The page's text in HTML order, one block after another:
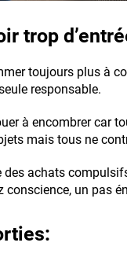
trop
toujours plus à
responsable.
à encombrer car
mais tous ne
des achats
un pas